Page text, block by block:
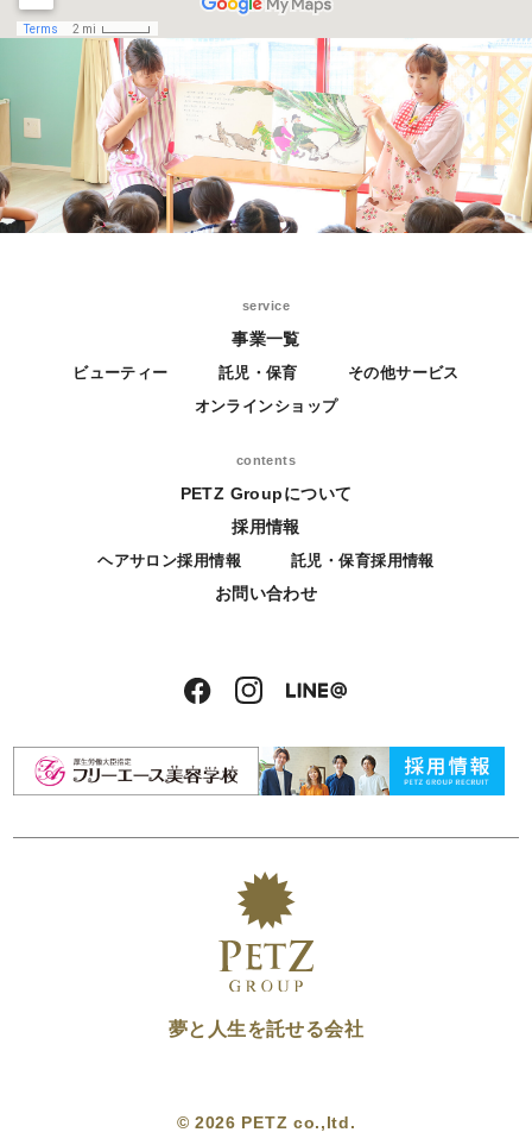
service
事業一覧
ビューティー 託児・保育
その他サービス
オンラインショップ
contents
PETZ Groupについて
採用情報
ヘアサロン採用情報 託児・保育採用情報
お問い合わせ
夢と人生を託せる会社
© 2026 PETZ co.,ltd.